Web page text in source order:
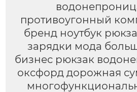
противоугонный
бренд ноутбук
зарядки мода
бизнес рюкзак
оксфорд дорожная